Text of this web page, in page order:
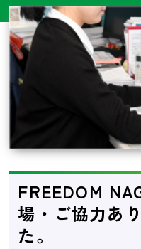
FREEDOM
場・ご協力あ
た。